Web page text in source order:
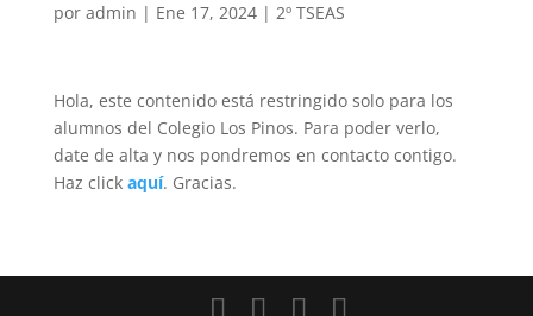
por admin | Ene 17, 2024| 2º TSEAS
Hola, este contenido está restringido solo para los
alumnos del Colegio Los Pinos. Para poder verlo,
date de alta y nos pondremos en contacto contigo.
Haz click aquí. Gracias.